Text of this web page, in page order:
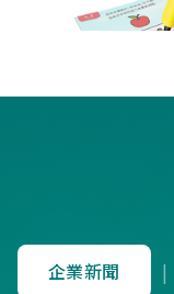
企業新聞 |